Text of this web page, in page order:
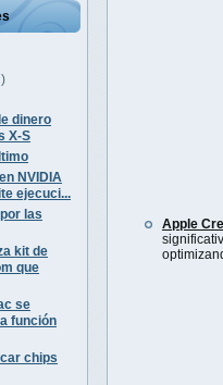
dinero
X-S
NVIDIA
ejecuci...
las
kit de
que
se
función
chips
Apple